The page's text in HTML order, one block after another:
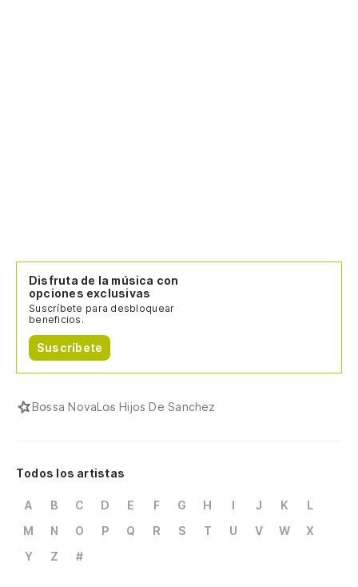
Disfruta de la música con
opciones exclusivas
Suscríbete para desbloquear
beneficios.
Suscríbete
Bossa NovaLos Hijos De Sanchez
Todos los artistas
A B C D E F G H I J K
L
M
N O P Q R S T U V W
X
Y
Z #